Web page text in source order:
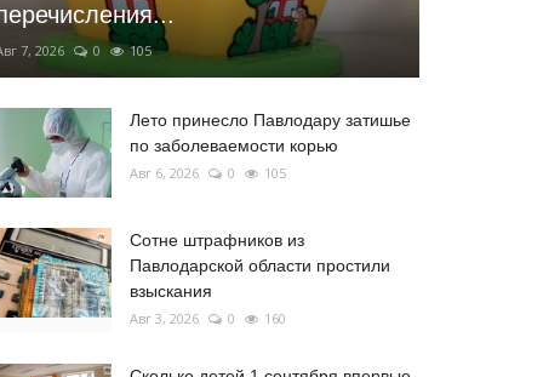
7, 2026 0 105
Лето принесло Павлодару затишье
по заболеваемости корью
Авг 6, 2026 0 105
Сотне штрафников из
Павлодарской области простили
взыскания
Авг 3, 2026 0 160